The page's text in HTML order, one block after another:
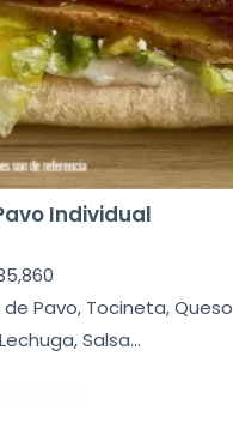
Individual
Pavo, Tocineta, Queso
Salsa...